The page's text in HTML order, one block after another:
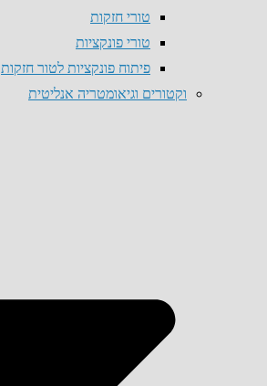
טורי חזקות
טורי פונקציות
פיתוח פונקציות לטור חזקות
וקטורים וגיאומטריה אנליטית